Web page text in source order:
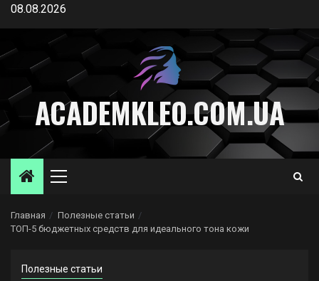
Перейти
содержимому
08.08.2026
ACADEMKLEO.COM.UA
Основное
Главная
Полезные статьи
ТОП-5 бюджетных средств для идеального тона кожи
Полезные статьи